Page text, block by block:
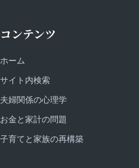
コンテンツ
ホーム
サイト内検索
夫婦関係の心理学
お金と家計の問題
子育てと家族の再構築